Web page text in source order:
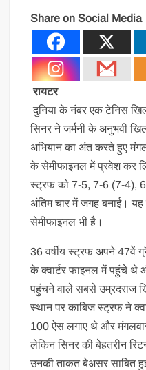
Share on Social Media
रायटर
दुनिया के नंबर एक टेनिस
सिनर ने जर्मनी के अनुभवी
अभियान का अंत करते हुए
के सेमीफाइनल में प्रवेश कर
स्ट्रफ को 7-5, 7-6 (7-4),
अंतिम चार में जगह बनाई।
सेमीफाइनल भी है।
36 वर्षीय स्ट्रफ अपने 47वें
के क्वार्टर फाइनल में पहुंचे थे
पहुंचने वाले सबसे उम्रदराज
स्थान पर काबिज स्ट्रफ ने
100 ऐस लगाए थे और
लेकिन सिनर की बेहतरीन
उनकी ताकत बेअसर साबित